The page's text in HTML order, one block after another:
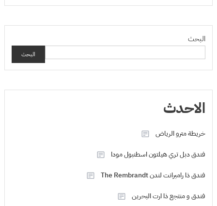
البحث
البحث
الاحدث
خريطة مترو الرياض
فندق دبل تري هيلتون اسطنبول مودا
فندق ذا رامبرانت لندن The Rembrandt
فندق و منتجع ذا ارت البحرين